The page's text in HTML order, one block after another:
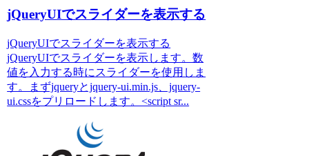
jQueryUIでスライダーを表示する
jQueryUIでスライダーを表示する
jQueryUIでスライダーを表示します。数
値を入力する時にスライダーを使用しま
す。まずjqueryとjquery-ui.min.js、jquery-
ui.cssをプリロードします。<script sr...